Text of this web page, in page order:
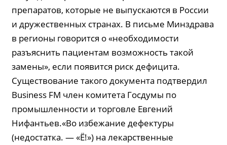
препаратов, которые не выпускаются в России
и дружественных странах. В письме Минздрава
в регионы говорится о «необходимости
разъяснить пациентам возможность такой
замены», если появится риск дефицита.
Существование такого документа подтвердил
Business FM член комитета Госдумы по
промышленности и торговле Евгений
Нифантьев.«Во избежание дефектуры
(недостатка. — «Ё!») на лекарственные